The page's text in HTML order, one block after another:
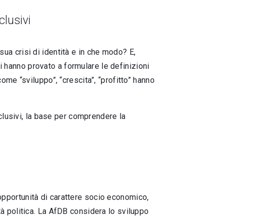
crisi di identità e in che modo? E,
provato a formulare le definizioni
“sviluppo”, “crescita”, “profitto” hanno
la base per comprendere la
di carattere socio economico,
politica. La AfDB considera lo sviluppo